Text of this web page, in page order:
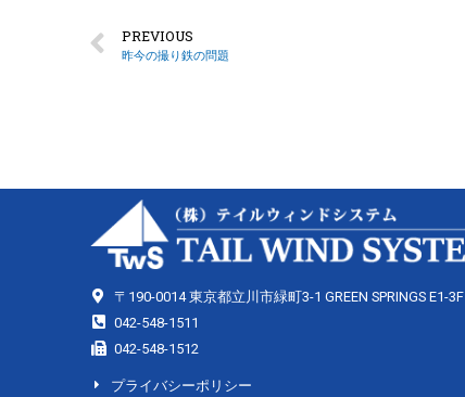
PREVIOUS
昨今の撮り鉄の問題
〒190-0014 東京都立川市緑町3-1 GREEN SPRINGS E1-3F
042-548-1511
042-548-1512
プライバシーポリシー